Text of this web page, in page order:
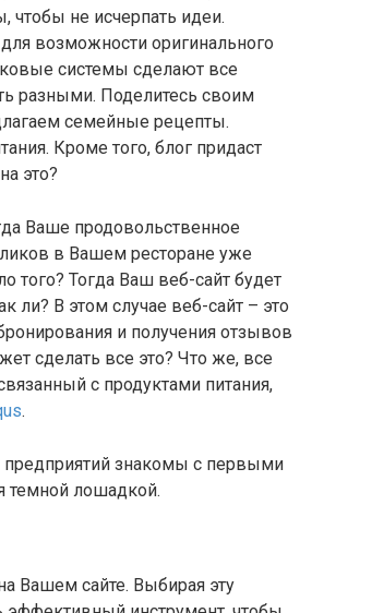
не исчерпать идеи.
возможности оригинального
системы сделают все
разными. Поделитесь своим
семейные рецепты.
Кроме того, блог придаст
это?
Ваше продовольственное
в Вашем ресторане уже
того? Тогда Ваш веб-сайт будет
ли? В этом случае веб-сайт – это
и получения отзывов
сделать все это? Что же, все
с продуктами питания,
.
знакомы с первыми
темной лошадкой.
Вашем сайте. Выбирая эту